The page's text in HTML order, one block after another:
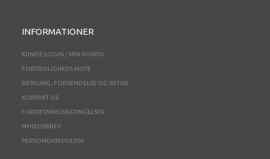
INFORMATIONER
KUNDE LOGIN / MIN KONTO
FORTROLIGHEDS NOTE
BETALING, FORSENDELSE OG RETUR
KONTAKT OS
FORRETNINGSBETINGELSER
NYHEDSBREV
PERSONDATAPOLITIK